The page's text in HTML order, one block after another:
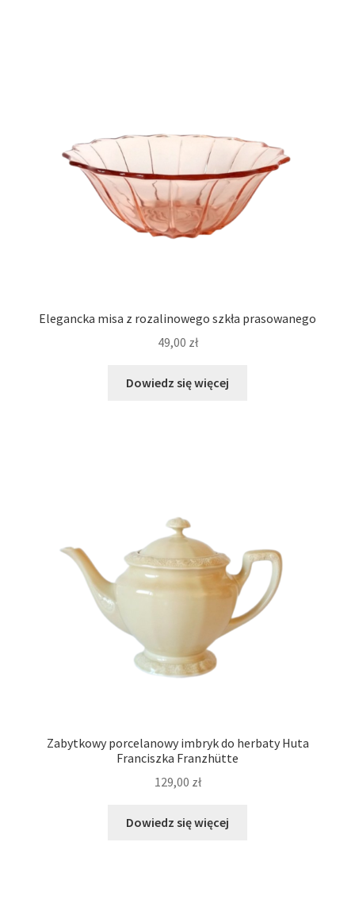
Elegancka misa z rozalinowego szkła prasowanego
49,00 zł
Dowiedz się więcej
Zabytkowy porcelanowy imbryk do herbaty Huta
Franciszka Franzhütte
129,00 zł
Dowiedz się więcej